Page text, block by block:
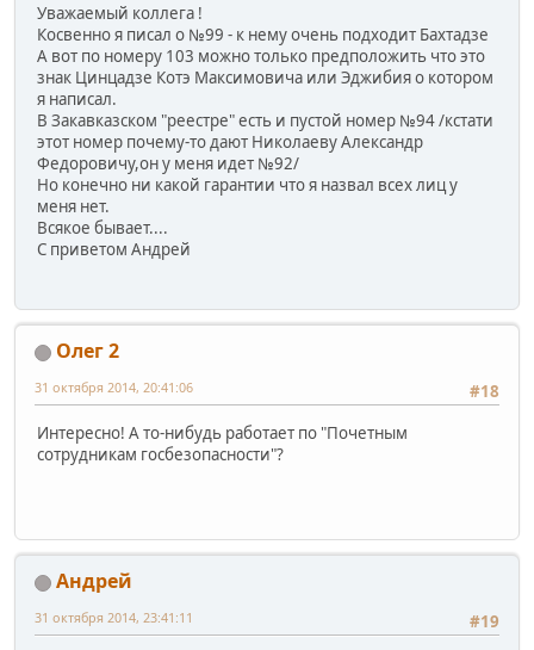
Уважаемый коллега !
Косвенно я писал о №99 - к нему очень подходит Бахтадзе
А вот по номеру 103 можно только предположить что это
знак Цинцадзе Котэ Максимовича или Эджибия о котором
я написал.
В Закавказском "реестре" есть и пустой номер №94 /кстати
этот номер почему-то дают Николаеву Александр
Федоровичу,он у меня идет №92/
Но конечно ни какой гарантии что я назвал всех лиц у
меня нет.
Всякое бывает....
С приветом Андрей
Олег 2
#18
31 октября 2014, 20:41:06
Интересно! А то-нибудь работает по "Почетным
сотрудникам госбезопасности"?
Андрей
#19
31 октября 2014, 23:41:11